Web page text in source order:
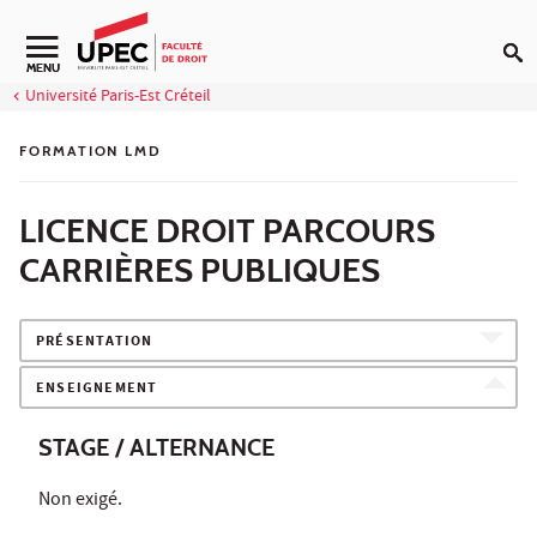
Aller au contenu
Navigation secondaire
MENU
Université Paris-Est Créteil
FORMATION LMD
LICENCE DROIT PARCOURS
CARRIÈRES PUBLIQUES
PRÉSENTATION
ENSEIGNEMENT
STAGE / ALTERNANCE
Non exigé.